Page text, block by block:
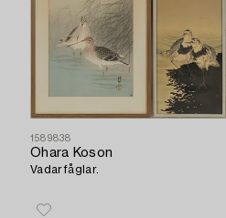
1589838
Ohara Koson
Vadarfåglar.